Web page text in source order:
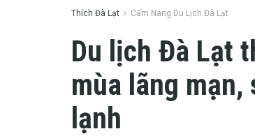
Thích Đà Lạt Cẩm Nang Du Lịch Đà Lạt
Du lịch Đà Lạt
mùa lãng
lạnh